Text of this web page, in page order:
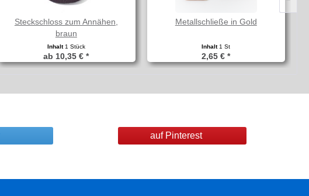
Steckschloss zum Annähen,
braun
Inhalt 1 Stück
ab 10,35 € *
Metallschließe in Gold
Inhalt 1 St
2,65 € *
auf Pinterest